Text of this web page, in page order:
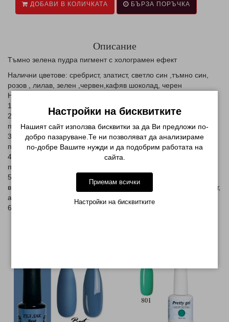
ДОБАВИ В КОЛИЧКАТА БЪРЗА ПОРЪЧКА
Описание
Тъмно зелена пудра пигмент с холограмен ефект
Налични цветове: сребрист, златист, светло син ,тъмно син,
розов , лилав, зелен ,червен,кафяв шоколад, черен
Начин на приложение:
1. Поставяне на база за гел или гел лак
2. Поставяне на цвят - тази стъпка е по желание, понеже
пигмента не прозира и цвета не му се отразява.
3. Поставяне на втори слой цвят - тази стъпка е по желание,
понеже пигмента не прозира и цвета не му се отразява
4. Върху не премахнат лепкав слой се поръсва пигмента и се
притиска леко с пръстче или тампон.
5. При не задоволителен ефект се слага слой база и отново
върху не лепкавия слой се поръсва - така се постига плътност,
ако не е постигната при първото нанасяне.
6. Запечатва се с топ за гел или гел лак
Настройки на бисквитките
Нашият сайт използва бисквитки за да Ви предложи по-
добро пазаруване.Те ни позволяват да анализираме
по-добре Вашите нужди и да подобрим работата на
сайта.
Приемам всички
Настройки на бисквитките